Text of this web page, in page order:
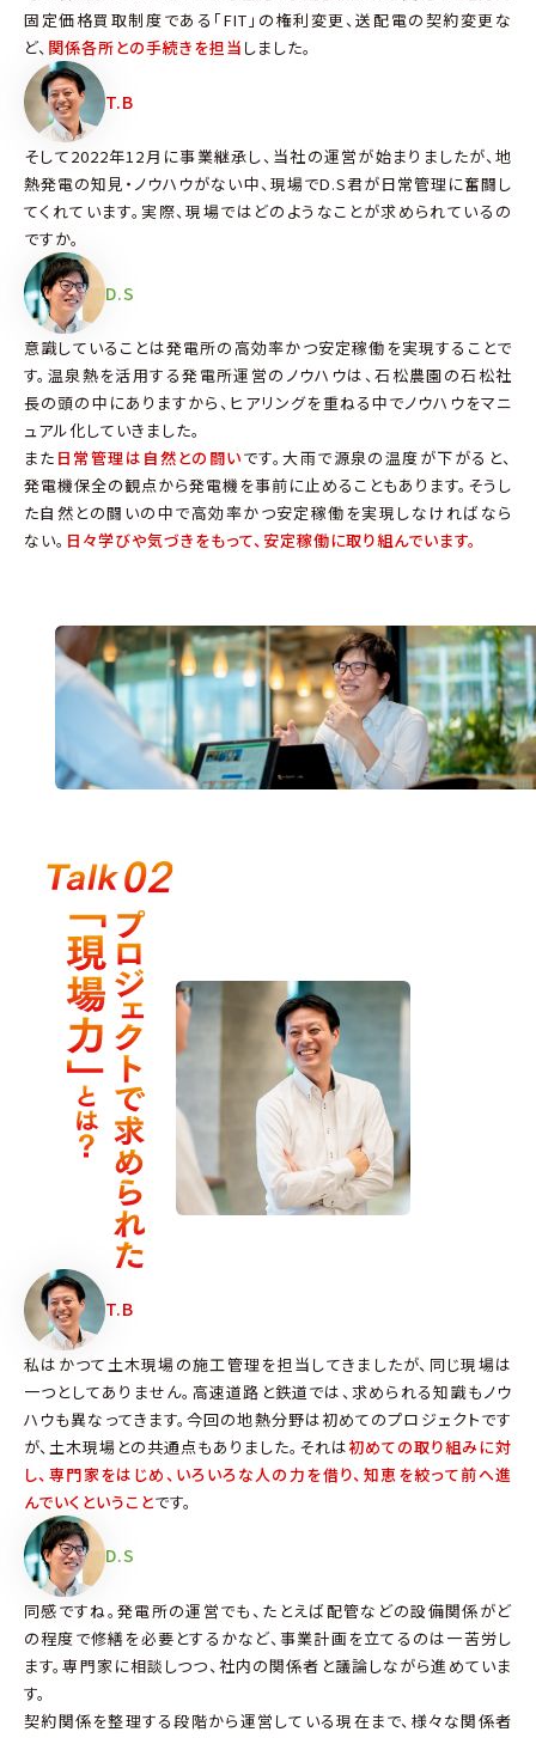
固定価格買取制度である「FIT」の権利変更、送配電の契約変更な
ど、 関係各所との手続きを担当 しました。
T.B
そして2022年12月に事業継承し、当社の運営が始まりましたが、地
熱発電の知見・ノウハウがない中、現場でD.S君が日常管理に奮闘し
てくれています。実際、現場ではどのようなことが求められているの
ですか。
D.S
意識していることは発電所の高効率かつ安定稼働を実現することで
す。温泉熱を活用する発電所運営のノウハウは、石松農園の石松社
長の頭の中にありますから、ヒアリングを重ねる中でノウハウをマニ
ュアル化していきました。
また 日常管理は自然との闘いです。大雨で源泉の温度が下がると、
発電機保全の観点から発電機を事前に止めることもあります。そうし
た自然との闘いの中で高効率かつ安定稼働を実現しなければなら
ない。 日々学びや気づきをもって、安定稼働に取り組んでいます。
T.B
私はかつて土木現場の施工管理を担当してきましたが、同じ現場は
一つとしてありません。高速道路と鉄道では、求められる知識もノウ
ハウも異なってきます。今回の地熱分野は初めてのプロジェクトです
が、土木現場との共通点もありました。それは初めての取り組みに対
し、専門家をはじめ、いろいろな人の力を借り、知恵を絞って前へ進
んでいくということです。
D.S
同感ですね。発電所の運営でも、たとえば配管などの設備関係がど
の程度で修繕を必要とするかなど、事業計画を立てるのは一苦労し
ます。専門家に相談しつつ、社内の関係者と議論しながら進めていま
す。
契約関係を整理する段階から運営している現在まで、様々な関係者